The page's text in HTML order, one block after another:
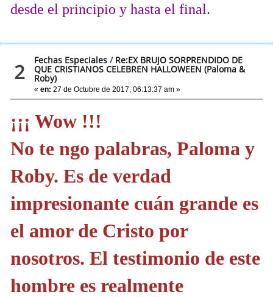
desde el principio y hasta el final.
2 Fechas Especiales / Re:EX BRUJO SORPRENDIDO DE
QUE CRISTIANOS CELEBREN HALLOWEEN (Paloma &
Roby)
«en: 27 de Octubre de 2017, 06:13:37 am »
¡¡¡ Wow !!!
No te ngo palabras, Paloma y
Roby. Es de verdad
impresionante cuán grande es
el amor de Cristo por
nosotros. El testimonio de este
hombre es realmente